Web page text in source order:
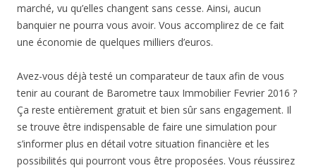
marché, vu qu’elles changent sans cesse. Ainsi, aucun
banquier ne pourra vous avoir. Vous accomplirez de ce fait
une économie de quelques milliers d’euros.
Avez-vous déjà testé un comparateur de taux afin de vous
tenir au courant de Barometre taux Immobilier Fevrier 2016 ?
Ça reste entièrement gratuit et bien sûr sans engagement. Il
se trouve être indispensable de faire une simulation pour
s’informer plus en détail votre situation financière et les
possibilités qui pourront vous être proposées. Vous réussirez